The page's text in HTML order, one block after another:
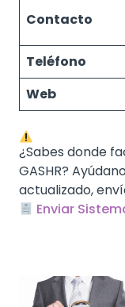
Contacto
Teléfono
Web
¿Sabes donde
GASHR?
actualizado,
Enviar